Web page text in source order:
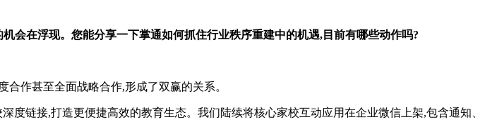
会在浮现。您能分享一下掌通如何抓住行业秩序重建中的机遇,目前有哪些动作吗?
作甚至全面战略合作,形成了双赢的关系。
链接,打造更便捷高效的教育生态。我们陆续将核心家校互动应用在企业微信上架,包含通知、